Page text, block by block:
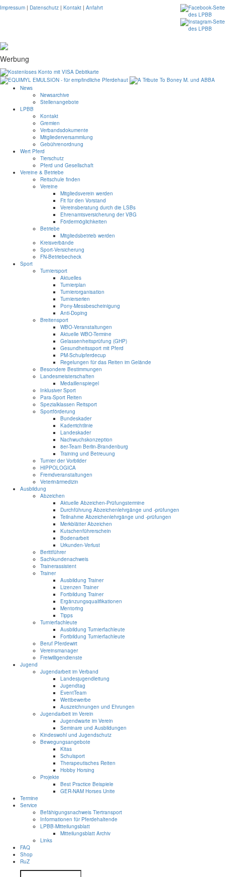
Impressum | Datenschutz | Kontakt | Anfahrt
Werbung
News
Newsarchive
Stellenangebote
LPBB
Kontakt
Gremien
Verbandsdokumente
Mitgliederversammlung
Gebührenordnung
Wert Pferd
Tierschutz
Pferd und Gesellschaft
Vereine & Betriebe
Reitschule finden
Vereine
Mitgliedsverein werden
Fit für den Vorstand
Vereinsberatung durch die LSBs
Ehrenamtsversicherung der VBG
Fördermöglichkeiten
Betriebe
Mitgliedsbetrieb werden
Kreisverbände
Sport-Versicherung
FN-Betriebecheck
Sport
Turniersport
Aktuelles
Turnierplan
Turnierorganisation
Turnierserien
Pony-Messbescheinigung
Anti-Doping
Breitensport
WBO-Veranstaltungen
Aktuelle WBO-Termine
Gelassenheitsprüfung (GHP)
Gesundheitssport mit Pferd
PM-Schulpferdecup
Regelungen für das Reiten im Gelände
Besondere Bestimmungen
Landesmeisterschaften
Medaillenspiegel
Inklusiver Sport
Para-Sport Reiten
Spezialklassen Reitsport
Sportförderung
Bundeskader
Kaderrichtlinie
Landeskader
Nachwuchskonzeption
8er-Team Berlin-Brandenburg
Training und Betreuung
Turnier der Vorbilder
HIPPOLOGICA
Fremdveranstaltungen
Veterinärmedizin
Ausbildung
Abzeichen
Aktuelle Abzeichen-Prüfungstermine
Durchführung Abzeichenlehrgänge und -prüfungen
Teilnahme Abzeichenlehrgänge und -prüfungen
Merkblätter Abzeichen
Kutschenführerschein
Bodenarbeit
Urkunden-Verlust
Berittführer
Sachkundenachweis
Trainerassistent
Trainer
Ausbildung Trainer
Lizenzen Trainer
Fortbildung Trainer
Ergänzungsqualifikationen
Mentoring
Tipps
Turnierfachleute
Ausbildung Turnierfachleute
Fortbildung Turnierfachleute
Beruf Pferdewirt
Vereinsmanager
Freiwilligendienste
Jugend
Jugendarbeit im Verband
Landesjugendleitung
Jugendtag
EventTeam
Wettbewerbe
Auszeichnungen und Ehrungen
Jugendarbeit im Verein
Jugendwarte im Verein
Seminare und Ausbildungen
Kindeswohl und Jugendschutz
Bewegungsangebote
Kitas
Schulsport
Therapeutisches Reiten
Hobby Horsing
Projekte
Best Practice Beispiele
GER-NAM Horses Unite
Termine
Service
Befähigungsnachweis Tiertransport
Informationen für Pferdehaltende
LPBB-Mitteilungsblatt
Mitteilungsblatt Archiv
Links
FAQ
Shop
RuZ